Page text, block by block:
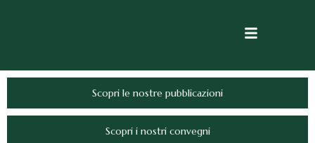
Scopri le nostre pubblicazioni
Scopri i nostri convegni